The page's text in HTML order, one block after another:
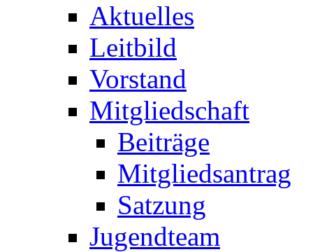
Aktuelles
Leitbild
Vorstand
Mitgliedschaft
Beiträge
Mitgliedsantrag
Satzung
Jugendteam